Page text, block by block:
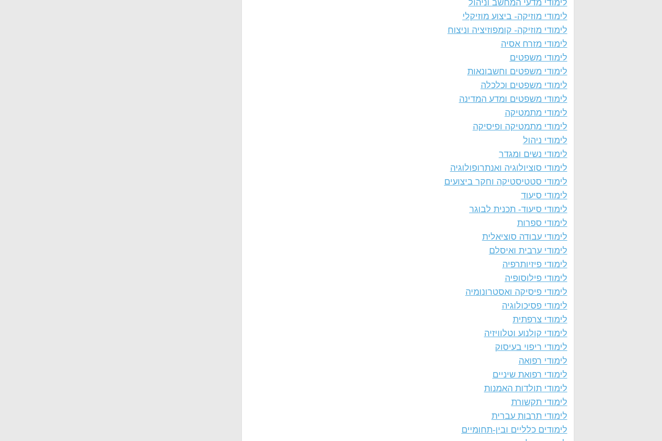
לימודי מדעי המחשב וניהול
לימודי מוזיקה- ביצוע מוזיקלי
לימודי מוזיקה- קומפוזיציה וניצוח
לימודי מזרח אסיה
לימודי משפטים
לימודי משפטים וחשבונאות
לימודי משפטים וכלכלה
לימודי משפטים ומדע המדינה
לימודי מתמטיקה
לימודי מתמטיקה ופיסיקה
לימודי ניהול
לימודי נשים ומגדר
לימודי סוציולוגיה ואנתרופולוגיה
לימודי סטטיסטיקה וחקר ביצועים
לימודי סיעוד
לימודי סיעוד- תכנית לבוגר
לימודי ספרות
לימודי עבודה סוציאלית
לימודי ערבית ואיסלם
לימודי פיזיותרפיה
לימודי פילוסופיה
לימודי פיסיקה ואסטרונומיה
לימודי פסיכולוגיה
לימודי צרפתית
לימודי קולנוע וטלוויזיה
לימודי ריפוי בעיסוק
לימודי רפואה
לימודי רפואת שיניים
לימודי תולדות האמנות
לימודי תקשורת
לימודי תרבות עברית
לימודים כלליים ובין-תחומיים